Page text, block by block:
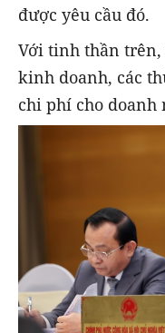
được yêu cầu đó.
Với tinh thần trên,
kinh doanh, các
chi phí cho doanh